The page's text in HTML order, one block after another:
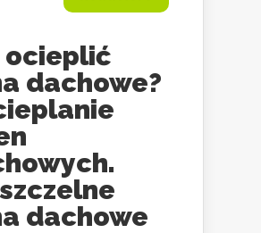
ocieplić
dachowe?
dachowe